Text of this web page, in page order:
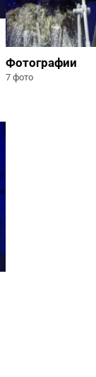
Фотографии
7 фото